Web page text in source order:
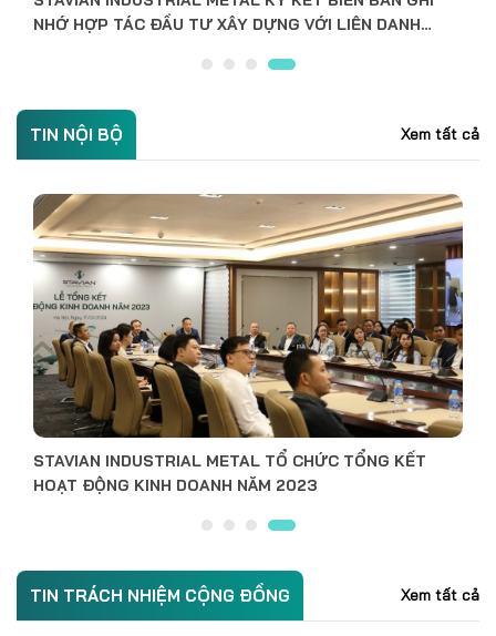
YEAR END PARTY 2025 STAVIAN INDUSTRIAL METAL:
VỮNG VÀNG QUỸ ĐẠO – CHINH PHỤC TƯƠNG LAI